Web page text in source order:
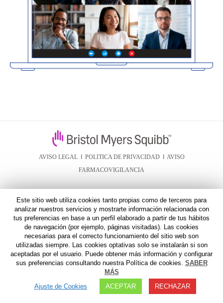
AVISO LEGAL I POLITICA DE PRIVACIDAD I AVISO
FARMACOVIGILANCIA
Este sitio web utiliza cookies tanto propias como de terceros para
analizar nuestros servicios y mostrarte información relacionada con
tus preferencias en base a un perfil elaborado a partir de tus hábitos
de navegación (por ejemplo, páginas visitadas). Las cookies
necesarias para el correcto funcionamiento del sitio web son
utilizadas siempre. Las cookies optativas solo se instalarán si son
aceptadas por el usuario. Puede obtener más información y configurar
sus preferencias consultando nuestra Política de cookies. SABER
MÁS
Ajuste de Cookies
ACEPTAR RECHAZAR